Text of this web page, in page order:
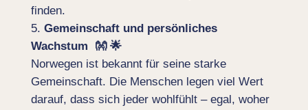
finden.
Gemeinschaft und persönliches
Wachstum 👐 🌟
Norwegen ist bekannt für seine starke
Gemeinschaft. Die Menschen legen viel Wert
darauf, dass sich jeder wohlfühlt – egal, woher